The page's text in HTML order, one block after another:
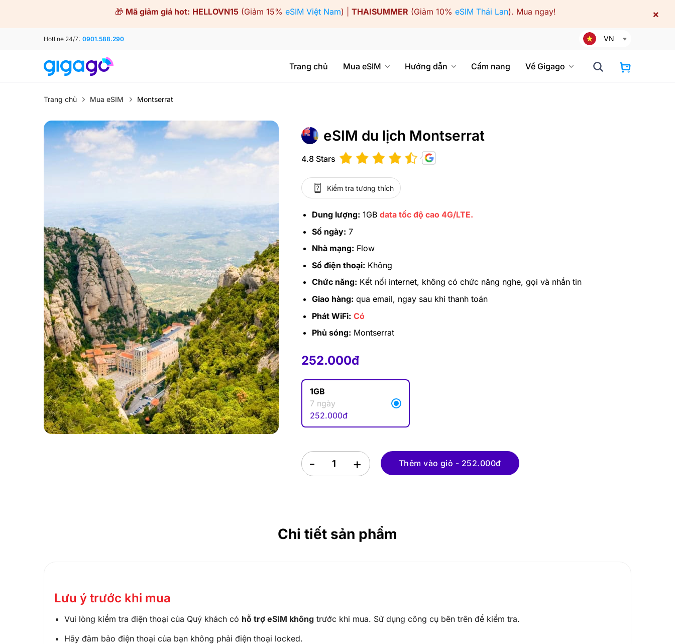
🎁 Mã giảm giá hot: HELLOVN15 (Giảm 15% eSIM Việt Nam) | THAISUMMER (Giảm 10% eSIM Thái Lan). Mua ngay! ×
Hotline 24/7: 0901.588.290 VN
Trang chủ Mua eSIM Hướng dẫn Cẩm nang Về Gigago
Trang chủ Mua eSIM Montserrat
eSIM du lịch Montserrat
4.8 Stars
Kiểm tra tương thích
Dung lượng: 1GB data tốc độ cao 4G/LTE.
Số ngày: 7
Nhà mạng: Flow
Số điện thoại: Không
Chức năng: Kết nối internet, không có chức năng nghe, gọi và nhắn tin
Giao hàng: qua email, ngay sau khi thanh toán
Phát WiFi: Có
Phủ sóng: Montserrat
252.000đ
1GB
7 ngày
252.000đ
252.000đ
eSIM du lịch Montserrat số lượng
Thêm vào giỏ - 252.000đ
Chi tiết sản phẩm
Lưu ý trước khi mua
Vui lòng kiểm tra điện thoại của Quý khách có hỗ trợ eSIM không trước khi mua. Sử dụng công cụ bên trên để kiểm tra.
Hãy đảm bảo điện thoại của bạn không phải điện thoại locked.